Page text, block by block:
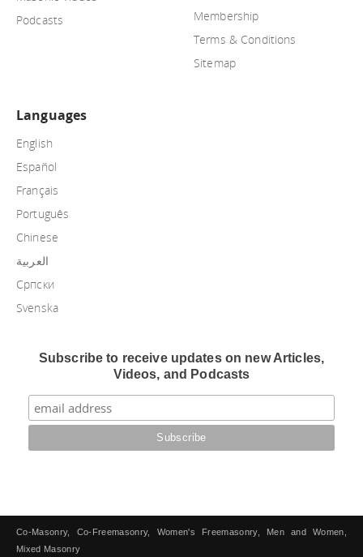
Podcasts
Membership
Terms & Conditions
Sitemap
Languages
English
Español
Français
Português
Chinese
العربية
Српски
Svenska
Subscribe to receive updates on new Articles,
Videos, and Podcasts
Co-Masonry, Co-Freemasonry, Women's Freemasonry, Men and Women,
Mixed Masonry